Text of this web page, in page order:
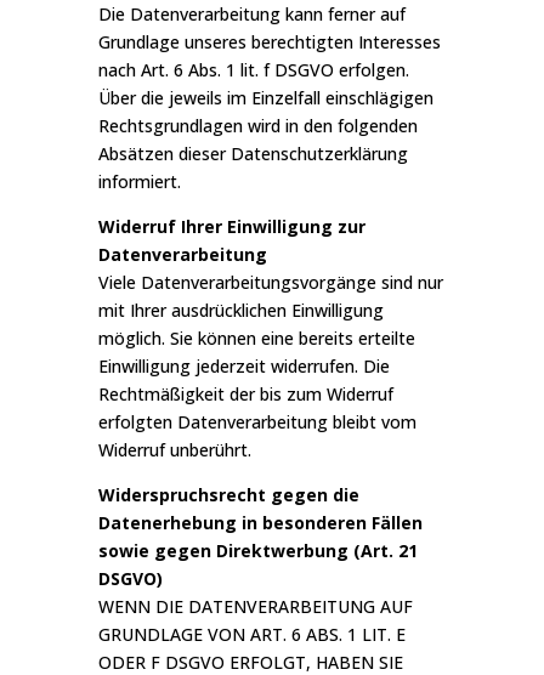
Die Datenverarbeitung kann ferner auf
Grundlage unseres berechtigten Interesses
nach Art. 6 Abs. 1 lit. f DSGVO erfolgen.
Über die jeweils im Einzelfall einschlägigen
Rechtsgrundlagen wird in den folgenden
Absätzen dieser Datenschutzerklärung
informiert.
Widerruf Ihrer Einwilligung zur
Datenverarbeitung
Viele Datenverarbeitungsvorgänge sind nur
mit Ihrer ausdrücklichen Einwilligung
möglich. Sie können eine bereits erteilte
Einwilligung jederzeit widerrufen. Die
Rechtmäßigkeit der bis zum Widerruf
erfolgten Datenverarbeitung bleibt vom
Widerruf unberührt.
Widerspruchsrecht gegen die
Datenerhebung in besonderen Fällen
sowie gegen Direktwerbung (Art. 21
DSGVO)
WENN DIE DATENVERARBEITUNG AUF
GRUNDLAGE VON ART. 6 ABS. 1 LIT. E
ODER F DSGVO ERFOLGT, HABEN SIE